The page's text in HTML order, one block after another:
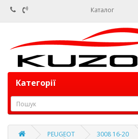
Каталог
Категорії
PEUGEOT 3008 16-20